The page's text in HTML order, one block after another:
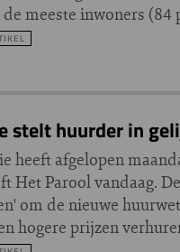
meeste inwoners
stelt huurder in
heeft afgelopen
Het Parool vandaag.
om de nieuwe
hogere prijzen